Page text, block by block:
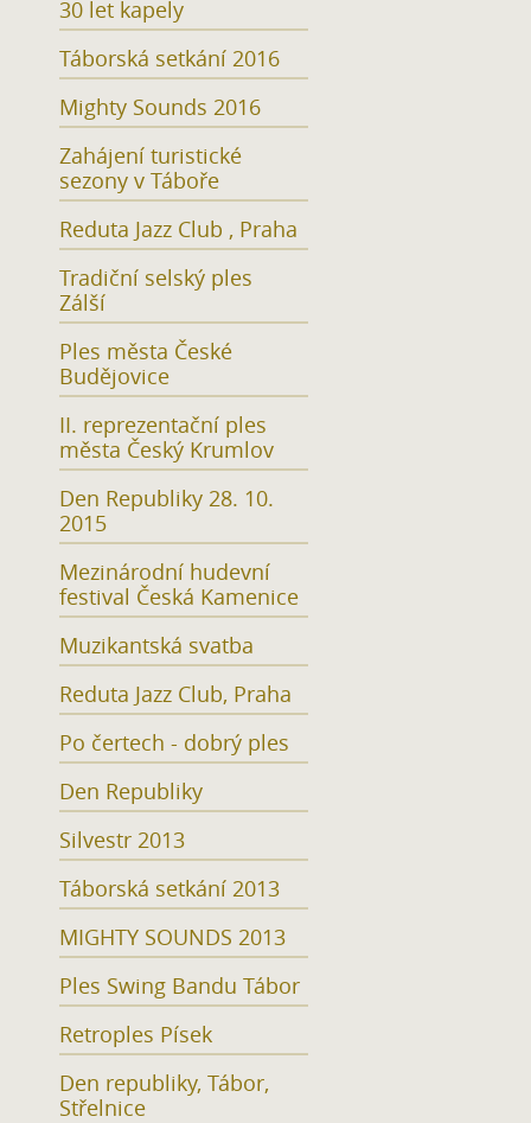
30 let kapely
Táborská setkání 2016
Mighty Sounds 2016
Zahájení turistické
sezony v Táboře
Reduta Jazz Club , Praha
Tradiční selský ples
Zálší
Ples města České
Budějovice
II. reprezentační ples
města Český Krumlov
Den Republiky 28. 10.
2015
Mezinárodní hudevní
festival Česká Kamenice
Muzikantská svatba
Reduta Jazz Club, Praha
Po čertech - dobrý ples
Den Republiky
Silvestr 2013
Táborská setkání 2013
MIGHTY SOUNDS 2013
Ples Swing Bandu Tábor
Retroples Písek
Den republiky, Tábor,
Střelnice